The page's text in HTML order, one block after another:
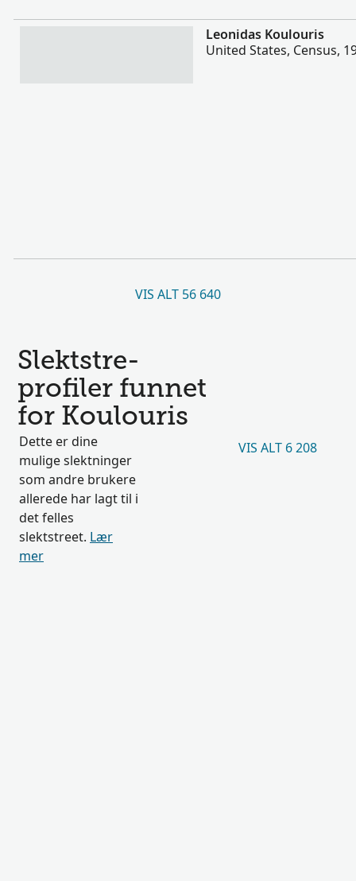
Leonidas Koulouris
United States, Census,
VIS ALT 56 640
Slektstre-
profiler funnet
for Koulouris
Dette er dine
mulige slektninger
som andre brukere
allerede har lagt til i
det felles
slektstreet. Lær
mer
VIS ALT 6 208